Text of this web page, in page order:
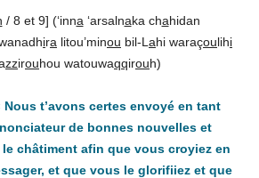
/ 8 et 9] (‘inna ‘arsalnaka chahidan
ira litou’minou bil-L ahi waraçoulihi
zzirouhou watouwaqqirouh)
Nous t’avons certes envoyé en tant
de bonnes nouvelles et
châtiment afin que vous croyiez en
et que vous le glorifiiez et que